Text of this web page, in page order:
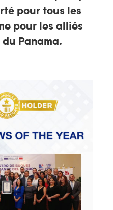
pour tous les
pour les alliés
Panama.